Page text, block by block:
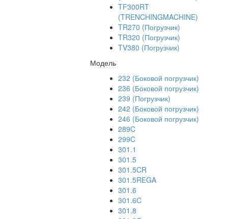
TF300RT
(TRENCHINGMACHINE)
TR270 (Погрузчик)
TR320 (Погрузчик)
TV380 (Погрузчик)
Модель
232 (Боковой погрузчик)
236 (Боковой погрузчик)
239 (Погрузчик)
242 (Боковой погрузчик)
246 (Боковой погрузчик)
289C
299C
301.1
301.5
301.5CR
301.5REGA
301.6
301.6C
301.8